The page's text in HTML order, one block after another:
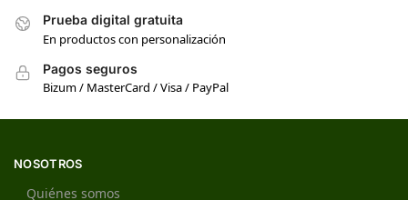
Prueba digital gratuita
En productos con personalización
Pagos seguros
Bizum / MasterCard / Visa / PayPal
NOSOTROS
Quiénes somos